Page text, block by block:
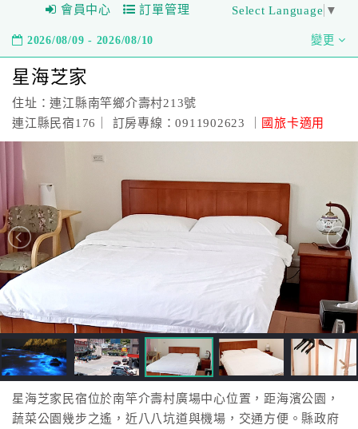
會員中心 訂單管理 Select Language ▼
2026/08/09 - 2026/08/10 變更
星海芝家
住址：連江縣南竿鄉介壽村213號
連江縣民宿176｜ 訂房專線：0911902623 ｜
國旅卡適用
星海芝家民宿位於南竿介壽村廣場中心位置，距海濱公園，
蔬菜公園幾步之遙，近八八坑道與機場，交通方便。縣政府